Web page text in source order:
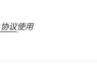
议使用